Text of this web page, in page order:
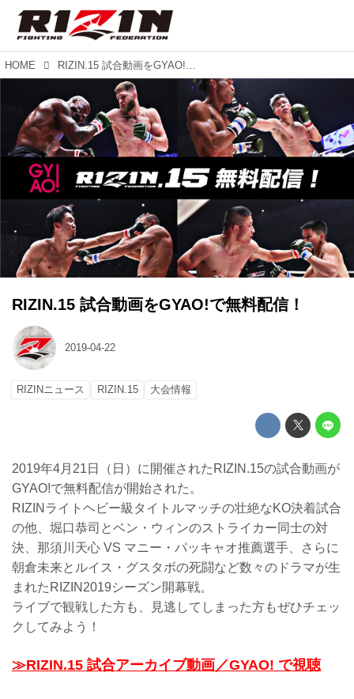
HOME RIZIN.15 試合動画をGYAO!で無料配信！
RIZIN.15 試合動画をGYAO!で無料配信！
2019-04-22
RIZINニュース RIZIN.15 大会情報
2019年4月21日（日）に開催されたRIZIN.15の試合動画が
GYAO!で無料配信が開始された。
RIZINライトヘビー級タイトルマッチの壮絶なKO決着試合
の他、堀口恭司とベン・ウィンのストライカー同士の対
決、那須川天心 VS マニー・パッキャオ推薦選手、さらに
朝倉未来とルイス・グスタボの死闘など数々のドラマが生
まれたRIZIN2019シーズン開幕戦。
ライブで観戦した方も、見逃してしまった方もぜひチェッ
クしてみよう！
≫RIZIN.15 試合アーカイブ動画／GYAO! で視聴